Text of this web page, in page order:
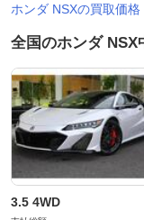
ホンダ NSXの買取価
全国のホンダ NSX
3.5 4WD